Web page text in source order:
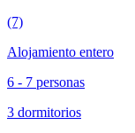
(7)
Alojamiento entero
6 - 7 personas
3 dormitorios